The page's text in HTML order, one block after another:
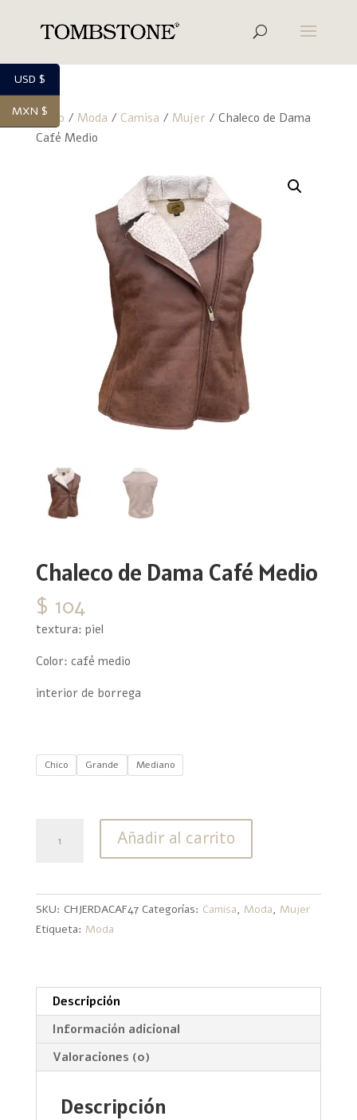
Inicio / Moda / Camisa / Mujer / Chaleco de Dama
Café Medio
Chaleco de Dama Café Medio
$ 104
textura: piel
Color: café medio
interior de borrega
Chico Grande Mediano
Medio
cantidad
Añadir al carrito
SKU: CHJERDACAF47 Categorías: Camisa, Moda, Mujer
Etiqueta: Moda
Descripción
Información adicional
Valoraciones (0)
Descripción
USD $
MXN $